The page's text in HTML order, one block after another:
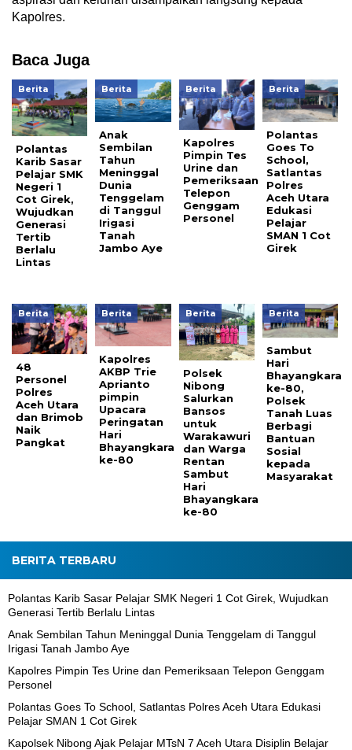
Kapolres.
Baca Juga
Berita
Polantas
Karib Sasar
Pelajar SMK
Negeri 1
Cot Girek,
Wujudkan
Generasi
Tertib
Berlalu
Lintas
Berita
Anak
Sembilan
Tahun
Meninggal
Dunia
Tenggelam
di Tanggul
Irigasi
Tanah
Jambo Aye
Berita
Kapolres
Pimpin Tes
Urine dan
Pemeriksaan
Telepon
Genggam
Personel
Berita
Polantas
Goes To
School,
Satlantas
Polres
Aceh Utara
Edukasi
Pelajar
SMAN 1 Cot
Girek
Berita
48
Personel
Polres
Aceh Utara
dan Brimob
Naik
Pangkat
Berita
Kapolres
AKBP Trie
Aprianto
pimpin
Upacara
Peringatan
Hari
Bhayangkara
ke-80
Berita
Polsek
Nibong
Salurkan
Bansos
untuk
Warakawuri
dan Warga
Rentan
Sambut
Hari
Bhayangkara
ke-80
Berita
Sambut
Hari
Bhayangkara
ke-80,
Polsek
Tanah Luas
Berbagi
Bantuan
Sosial
kepada
Masyarakat
BERITA TERBARU
Polantas Karib Sasar Pelajar SMK Negeri 1 Cot Girek, Wujudkan
Generasi Tertib Berlalu Lintas
Anak Sembilan Tahun Meninggal Dunia Tenggelam di Tanggul
Irigasi Tanah Jambo Aye
Kapolres Pimpin Tes Urine dan Pemeriksaan Telepon Genggam
Personel
Polantas Goes To School, Satlantas Polres Aceh Utara Edukasi
Pelajar SMAN 1 Cot Girek
Kapolsek Nibong Ajak Pelajar MTsN 7 Aceh Utara Disiplin Belajar